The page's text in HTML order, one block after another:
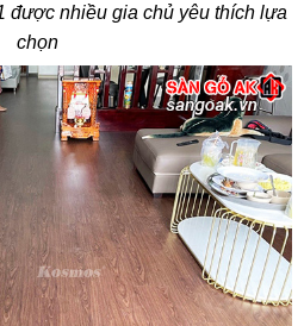
được nhiều gia chủ yêu thích lựa
chọn